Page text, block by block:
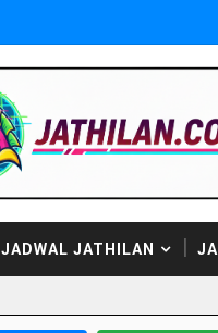
JADWAL JATHILAN